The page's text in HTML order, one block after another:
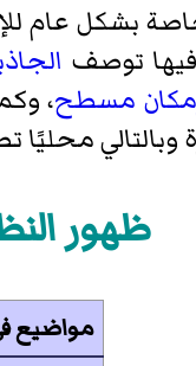
بشكل عام
توصف
مسطح،
وبالتالي
ظهور
مواضيع